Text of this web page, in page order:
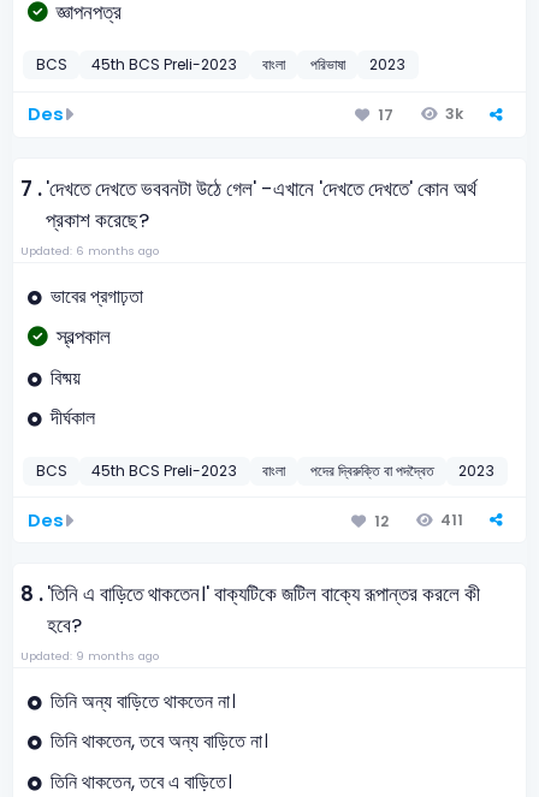
জ্ঞাপনপত্র
BCS 45th BCS Preli-2023 বাংলা পরিভাষা 2023
Des 17 3k
7 .'দেখতে দেখতে ভববনটা উঠে গেল' -এখানে 'দেখতে দেখতে' কোন অর্থ
প্রকাশ করেছে?
Updated: 6 months ago
ভাবের প্রগাঢ়তা
স্বল্পকাল
বিষ্ময়
দীর্ঘকাল
BCS 45th BCS Preli-2023 বাংলা পদের দ্বিরুক্তি বা পদদ্বৈত 2023
Des 12 411
8 .'তিনি এ বাড়িতে থাকতেন।' বাক্যটিকে জটিল বাক্যে রূপান্তর করলে কী
হবে?
Updated: 9 months ago
তিনি অন্য বাড়িতে থাকতেন না।
তিনি থাকতেন, তবে অন্য বাড়িতে না।
তিনি থাকতেন, তবে এ বাড়িতে।